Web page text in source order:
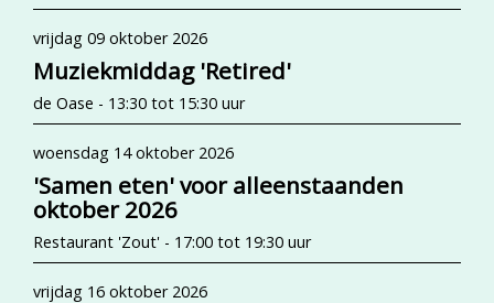
vrijdag 09 oktober 2026
Muziekmiddag 'Retired'
de Oase - 13:30 tot 15:30 uur
woensdag 14 oktober 2026
'Samen eten' voor alleenstaanden
oktober 2026
Restaurant 'Zout' - 17:00 tot 19:30 uur
vrijdag 16 oktober 2026